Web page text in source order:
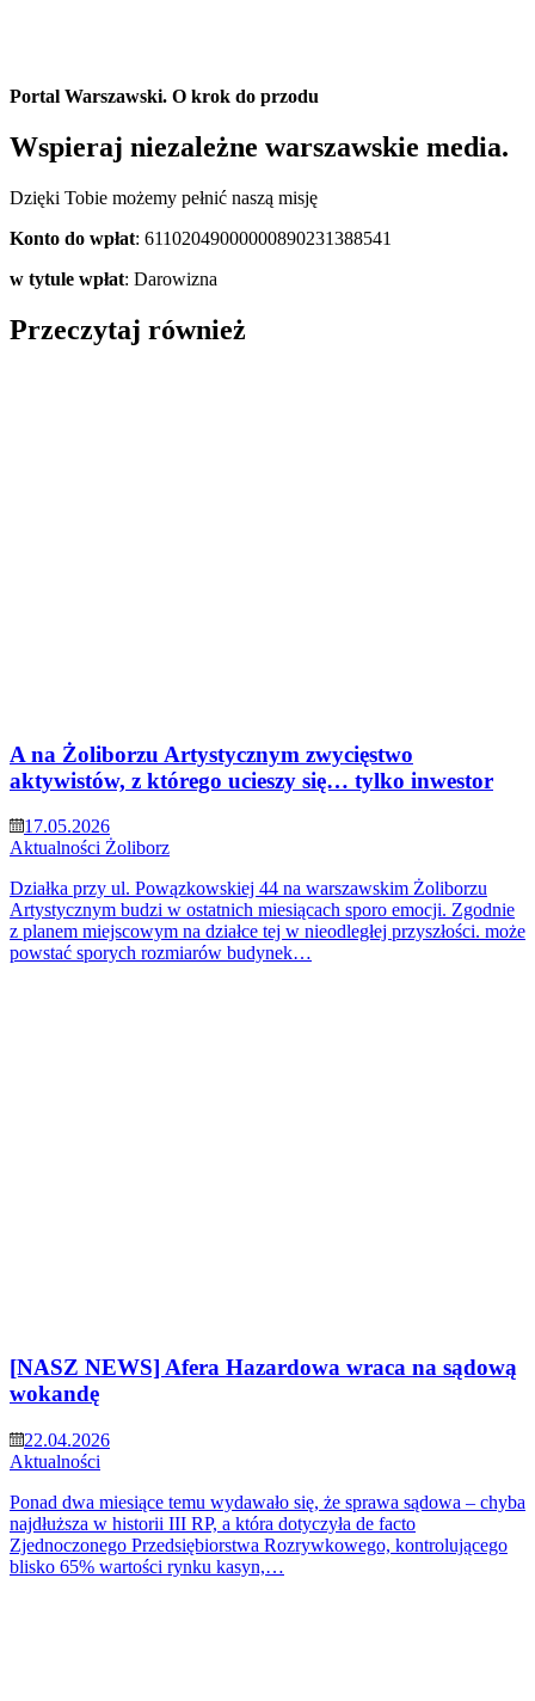
Portal Warszawski. O krok do przodu
Wspieraj niezależne warszawskie media.
Dzięki Tobie możemy pełnić naszą misję
Konto do wpłat: 61102049000000890231388541
w tytule wpłat: Darowizna
Przeczytaj również
A na Żoliborzu Artystycznym zwycięstwo
aktywistów, z którego ucieszy się… tylko inwestor
17.05.2026
Aktualności Żoliborz
Działka przy ul. Powązkowskiej 44 na warszawskim Żoliborzu
Artystycznym budzi w ostatnich miesiącach sporo emocji. Zgodnie
z planem miejscowym na działce tej w nieodległej przyszłości. może
powstać sporych rozmiarów budynek…
[NASZ NEWS] Afera Hazardowa wraca na sądową
wokandę
22.04.2026
Aktualności
Ponad dwa miesiące temu wydawało się, że sprawa sądowa – chyba
najdłuższa w historii III RP, a która dotyczyła de facto
Zjednoczonego Przedsiębiorstwa Rozrywkowego, kontrolującego
blisko 65% wartości rynku kasyn,…